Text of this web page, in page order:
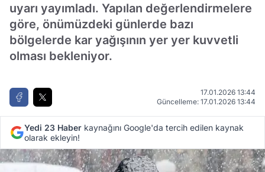
uyarı yayımladı. Yapılan değerlendirmelere
göre, önümüzdeki günlerde bazı
bölgelerde kar yağışının yer yer kuvvetli
olması bekleniyor.
17.01.2026 13:44
Güncelleme: 17.01.2026 13:44
Yedi 23 Haber kaynağını Google'da tercih edilen kaynak
olarak ekleyin!